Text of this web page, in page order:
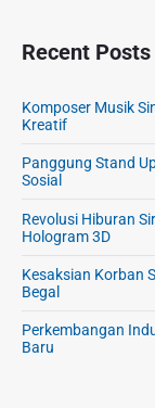
Recent Posts
Komposer Musik
Kreatif
Panggung Stand
Sosial
Revolusi Hiburan
Hologram 3D
Kesaksian Korban
Begal
Perkembangan
Baru